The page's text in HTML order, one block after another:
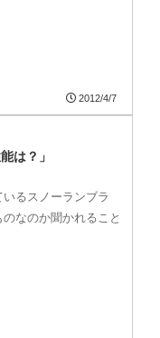
2012/4/7
は？」
るスノーランブラ
なのか聞かれること